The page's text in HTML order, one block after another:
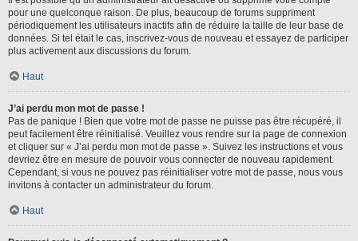
pour une quelconque raison. De plus, beaucoup de forums suppriment
périodiquement les utilisateurs inactifs afin de réduire la taille de leur base de
données. Si tel était le cas, inscrivez-vous de nouveau et essayez de participer
plus activement aux discussions du forum.
Haut
J’ai perdu mon mot de passe !
Pas de panique ! Bien que votre mot de passe ne puisse pas être récupéré, il
peut facilement être réinitialisé. Veuillez vous rendre sur la page de connexion
et cliquer sur « J’ai perdu mon mot de passe ». Suivez les instructions et vous
devriez être en mesure de pouvoir vous connecter de nouveau rapidement.
Cependant, si vous ne pouvez pas réinitialiser votre mot de passe, nous vous
invitons à contacter un administrateur du forum.
Haut